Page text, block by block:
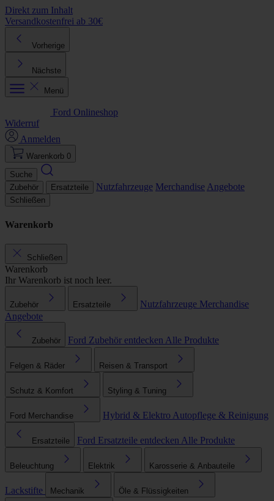
Direkt zum Inhalt
Versandkostenfrei ab 30€
Vorherige
Nächste
Menü
Ford Onlineshop
Widerruf
Anmelden
Warenkorb 0
Suche
Zubehör
Ersatzteile Nutzfahrzeuge Merchandise Angebote
Schließen
Warenkorb
Schließen
Warenkorb
Ihr Warenkorb ist noch leer.
Zubehör Ersatzteile Nutzfahrzeuge Merchandise
Angebote
Zubehör Ford Zubehör entdecken Alle Produkte
Felgen & Räder Reisen & Transport
Schutz & Komfort Styling & Tuning
Ford Merchandise Hybrid & Elektro Autopflege & Reinigung
Ersatzteile Ford Ersatzteile entdecken Alle Produkte
Beleuchtung Elektrik Karosserie & Anbauteile
Lackstifte Mechanik Öle & Flüssigkeiten